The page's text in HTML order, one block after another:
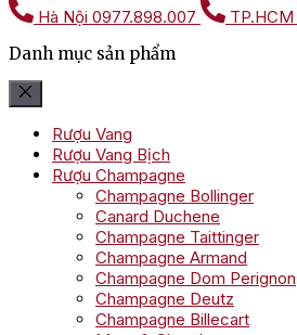
Hà Nội 0977.898.007 TP.HCM
Danh mục sản phẩm
Rượu Vang
Rượu Vang Bịch
Rượu Champagne
Champagne Bollinger
Canard Duchene
Champagne Taittinger
Champagne Armand
Champagne Dom Perignon
Champagne Deutz
Champagne Billecart